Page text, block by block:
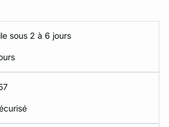
sous 2 à 6 jours